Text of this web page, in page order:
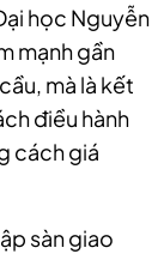
học Nguyễn
mạnh gần
mà là kết
điều hành
cách giá
sàn giao